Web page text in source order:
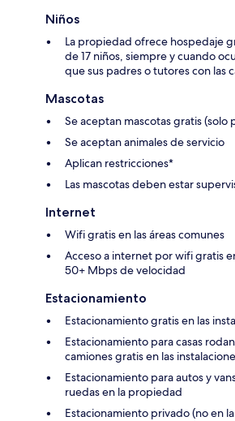
Niños
La propiedad ofrece hospedaje
de 17 niños, siempre y cuando
que sus padres o tutores con las
Mascotas
Se aceptan mascotas gratis (solo
Se aceptan animales de servicio
Aplican restricciones*
Las mascotas deben estar
Internet
Wifi gratis en las áreas comunes
Acceso a internet por wifi gratis
50+ Mbps de velocidad
Estacionamiento
Estacionamiento gratis en las
Estacionamiento para casas
camiones gratis en las
Estacionamiento para autos y
ruedas en la propiedad
Estacionamiento privado (no en